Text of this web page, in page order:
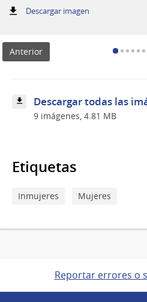
Descargar imagen:
Delegadas
de
la
Anterior
Descargar todas las
9 imágenes, 4.81 MB
Etiquetas
Inmujeres Mujeres
Reportar errores o